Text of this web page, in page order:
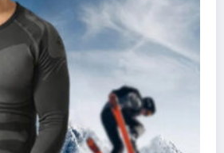
Полезные статьи